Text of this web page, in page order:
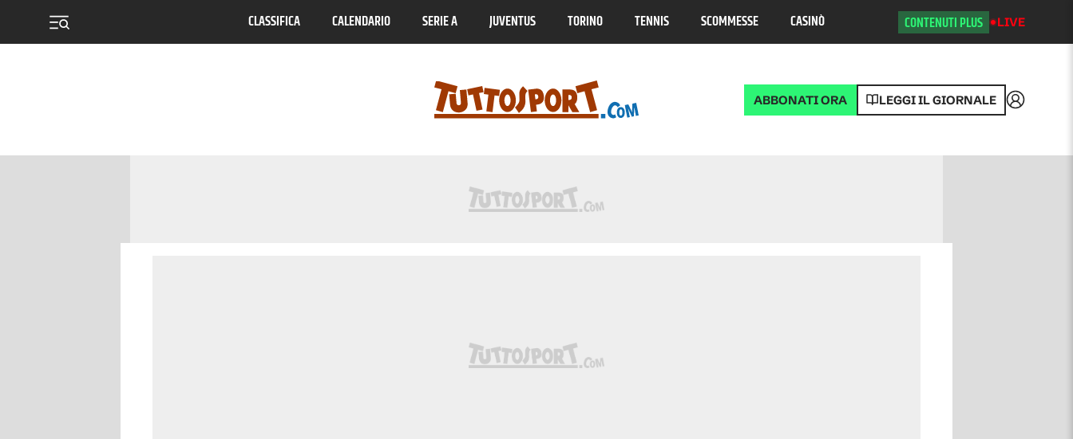
CLASSIFICA CALENDARIO SERIE A JUVENTUS TORINO TENNIS SCOMMESSE CASINÒ CONTENUTI PLUS LIVE
ABBONATI ORA LEGGI IL GIORNALE Accedi